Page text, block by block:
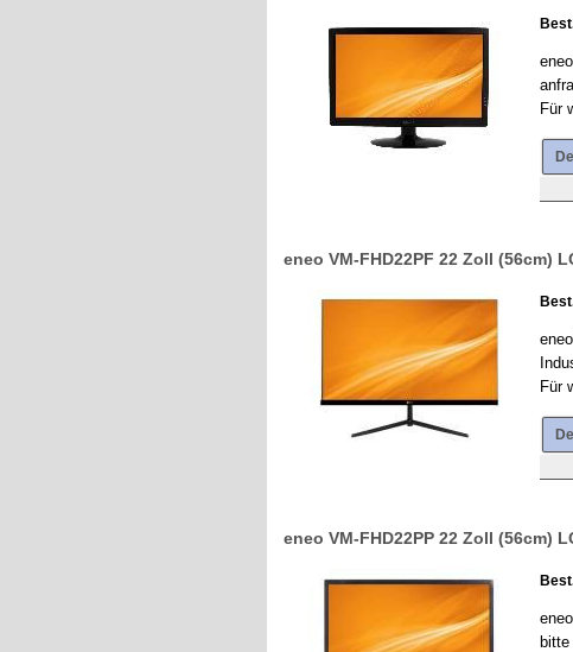
Für
eneo VM-FHD22PF 22 Zoll (56cm)
Für
eneo VM-FHD22PP 22 Zoll (56cm)
bitte